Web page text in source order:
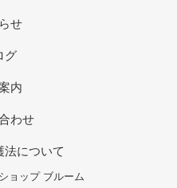
せ
グ
内
わせ
について
ョップ ブルーム